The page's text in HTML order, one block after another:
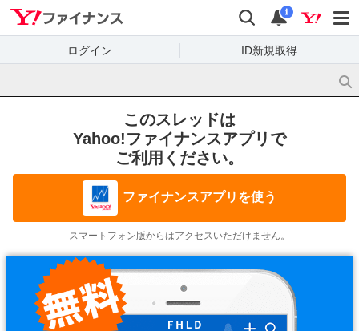
Yahoo!ファイナンス
検索 通知
i
ログイン ID新規取得
このスレッドは
Yahoo!ファイナンスアプリで
ご利用ください。
ファイナンスアプリを使う
スマートフォン版からはアクセスいただけません。